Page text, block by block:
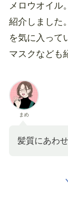
メロウオイル
紹介しました
を気に入って
マスクなども
まめ
髪質にあわ